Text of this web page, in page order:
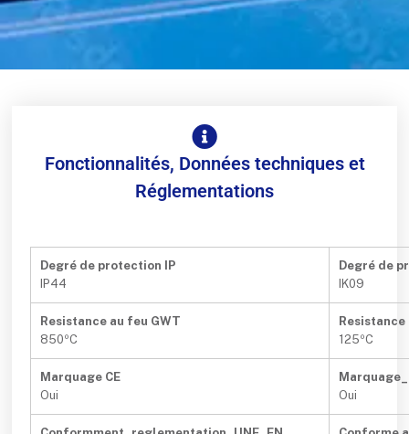
Fonctionnalités, Données techniques et
Réglementations
Degré de protection IP
IP44
Degré de
IK09
Resistance au feu GWT
850ºC
125ºC
Marquage CE
Oui
Oui